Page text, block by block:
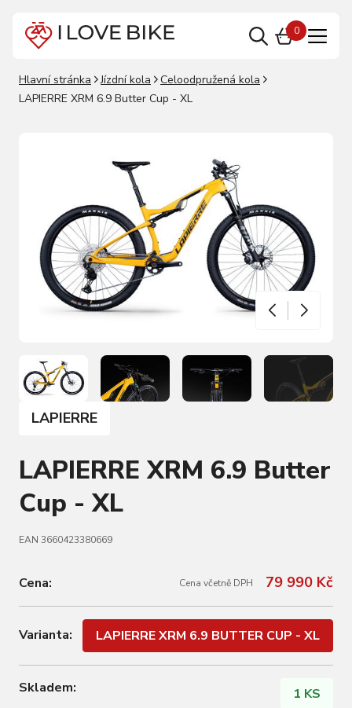
0
Hlavní stránka Jízdní kola
Celoodpružená kola
LAPIERRE XRM 6.9 Butter Cup - XL
LAPIERRE
LAPIERRE XRM 6.9 Butter
Cup - XL
EAN 3660423380669
Cena: Cena včetně DPH 79 990 Kč
Varianta: LAPIERRE XRM 6.9 BUTTER CUP - XL
Skladem: 1 KS